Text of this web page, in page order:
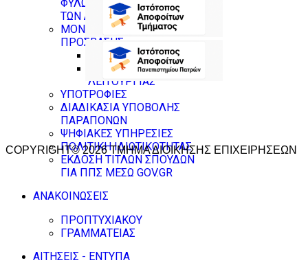
ΦΥΛΩΝ & ΚΑΤΑΠΟΛΕΜΗΣΗΣ
ΤΩΝ ΔΙΑΚΡΙΣΕΩΝ
ΜΟΝΑΔΑ ΙΣΟΤΙΜΗΣ
ΠΡΟΣΒΑΣΗΣ
ΙΣΤΟΤΟΠΟΣ
ΕΣΩΤΕΡΙΚΟΣ ΚΑΝΟΝΙΣΜΟΣ
ΛΕΙΤΟΥΡΓΙΑΣ
ΥΠΟΤΡΟΦΙΕΣ
ΔΙΑΔΙΚΑΣΙΑ ΥΠΟΒΟΛΗΣ
ΠΑΡΑΠΟΝΩΝ
ΨΗΦΙΑΚΕΣ ΥΠΗΡΕΣΙΕΣ
ΠΟΛΙΤΙΚΗ ΙΔΙΩΤΙΚΟΤΗΤΑΣ
ΕΚΔΟΣΗ ΤΙΤΛΩΝ ΣΠΟΥΔΩΝ
ΓΙΑ ΠΠΣ ΜΕΣΩ GOV.GR
ΑΝΑΚΟΙΝΩΣΕΙΣ
ΠΡΟΠΤΥΧΙΑΚΟΥ
ΓΡΑΜΜΑΤΕΙΑΣ
ΑΙΤΗΣΕΙΣ - ΕΝΤΥΠΑ
COPYRIGHT© 2026 ΤΜΗΜΑ ΔΙΟΙΚΗΣΗΣ ΕΠΙΧΕΙΡΗΣΕΩΝ